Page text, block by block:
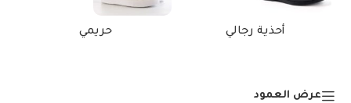
أحذية رجالي حريمي
عرض العمود